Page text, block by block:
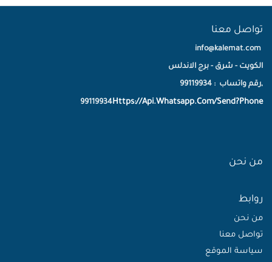
تواصل معنا
info@kalemat.com
الكويت - شرق - برج الاندلس
,رقم واتساب : 99119934
Https://Api.Whatsapp.Com/Send?Phone
99119934
من نحن
روابط
من نحن
تواصل معنا
سياسة الموقع